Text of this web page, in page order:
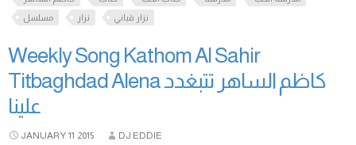
مسلسل
نزار نزار قباني
Weekly Song Kathom Al Sahir
Titbaghdad Alena كاظم الساهر تتبغدد
علينا
JANUARY 11 2015 DJ EDDIE